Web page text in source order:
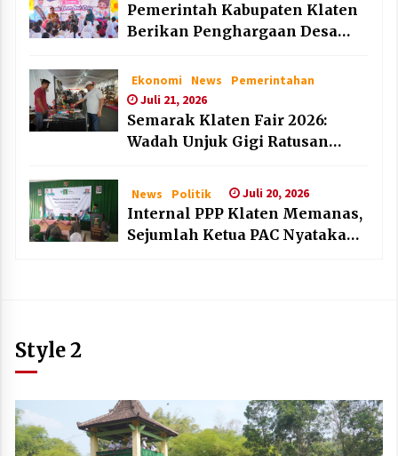
Pemerintah Kabupaten Klaten
Berikan Penghargaan Desa
HAN 2026
Ekonomi News
Pemerintahan
Juli 21, 2026
Semarak Klaten Fair 2026:
Wadah Unjuk Gigi Ratusan
News Politik Juli 20, 2026
Internal PPP Klaten Memanas,
Sejumlah Ketua PAC Nyatakan
Style 2